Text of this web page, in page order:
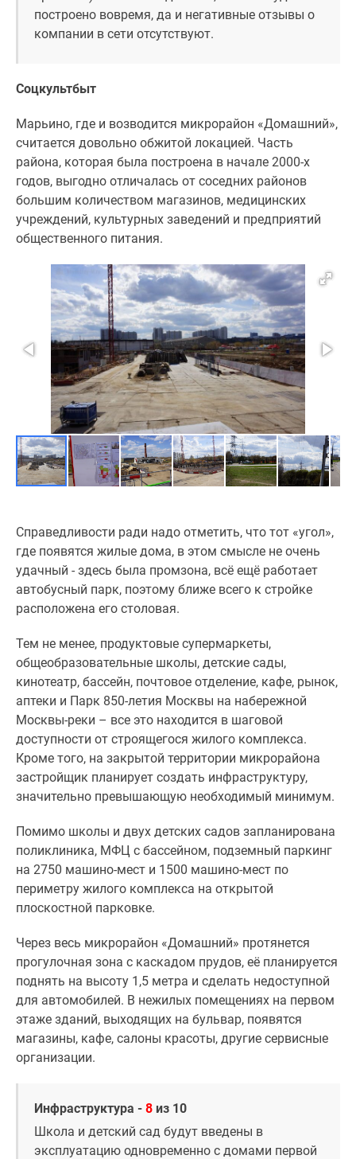
построено вовремя, да и негативные отзывы о
компании в сети отсутствуют.
Соцкультбыт
Марьино, где и возводится микрорайон «Домашний»,
считается довольно обжитой локацией. Часть
района, которая была построена в начале 2000-х
годов, выгодно отличалась от соседних районов
большим количеством магазинов, медицинских
учреждений, культурных заведений и предприятий
общественного питания.
Справедливости ради надо отметить, что тот «угол»,
где появятся жилые дома, в этом смысле не очень
удачный - здесь была промзона, всё ещё работает
автобусный парк, поэтому ближе всего к стройке
расположена его столовая.
Тем не менее, продуктовые супермаркеты,
общеобразовательные школы, детские сады,
кинотеатр, бассейн, почтовое отделение, кафе, рынок,
аптеки и Парк 850-летия Москвы на набережной
Москвы-реки – все это находится в шаговой
доступности от строящегося жилого комплекса.
Кроме того, на закрытой территории микрорайона
застройщик планирует создать инфраструктуру,
значительно превышающую необходимый минимум.
Помимо школы и двух детских садов запланирована
поликлиника, МФЦ с бассейном, подземный паркинг
на 2750 машино-мест и 1500 машино-мест по
периметру жилого комплекса на открытой
плоскостной парковке.
Через весь микрорайон «Домашний» протянется
прогулочная зона с каскадом прудов, её планируется
поднять на высоту 1,5 метра и сделать недоступной
для автомобилей. В нежилых помещениях на первом
этаже зданий, выходящих на бульвар, появятся
магазины, кафе, салоны красоты, другие сервисные
организации.
Инфраструктура - 8 из 10
Школа и детский сад будут введены в
эксплуатацию одновременно с домами первой